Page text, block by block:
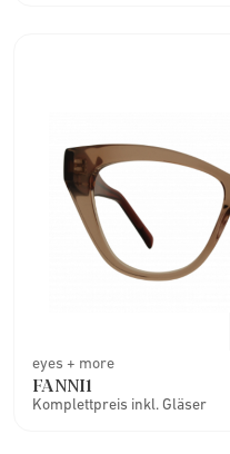
eyes + more
FANNI1
Komplettpreis inkl. Gläser